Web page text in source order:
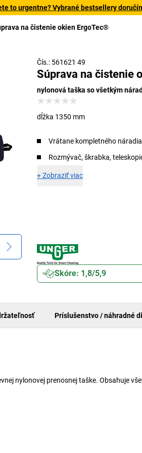
to urgentne? Vybrané bestsellery
na čistenie okien ErgoTec®
Čís.: 561621 49
Súprava na čistenie
nylonová taška so všetkým
dĺžka 1350 mm
Vrátane kompletného
Rozmývač, škrabka,
+Zobraziť viac
Skóre: 1,8/5,9
Príslušenstvo / náhradné
nylonovej prenosnej taške. Obsahuje